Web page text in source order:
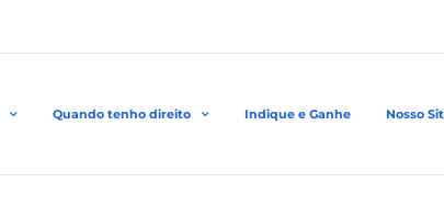
Quando tenho direito Indique e Ganhe Nosso